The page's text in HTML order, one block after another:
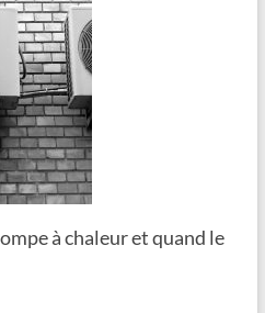
à chaleur et quand le